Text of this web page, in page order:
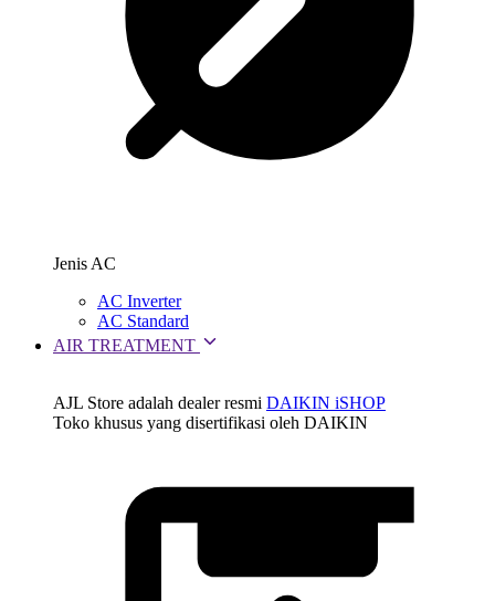
Jenis AC
AC Inverter
AC Standard
AIR TREATMENT
AJL Store adalah dealer resmi DAIKIN iSHOP
Toko khusus yang disertifikasi oleh DAIKIN